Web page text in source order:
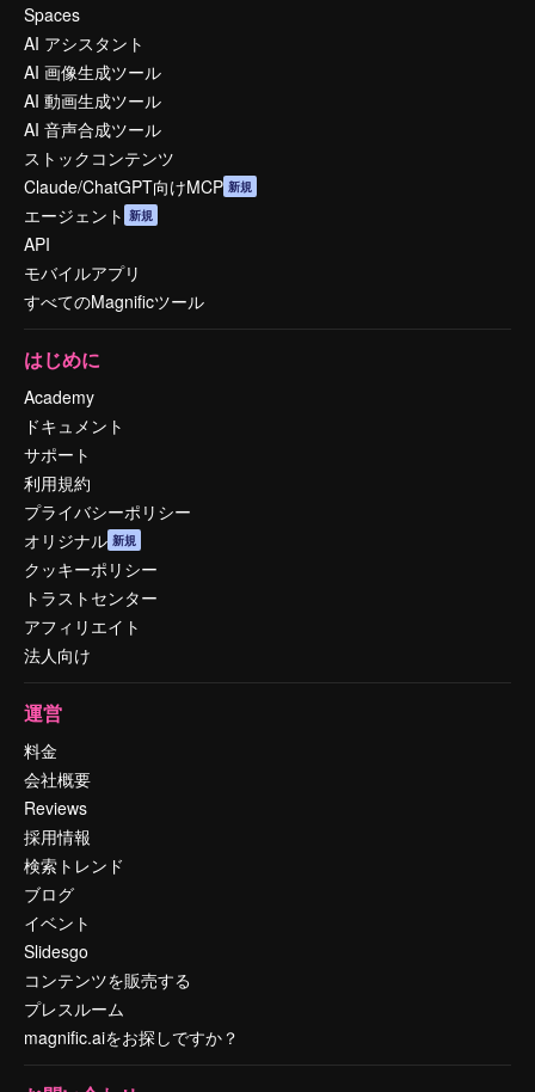
Spaces
AI アシスタント
AI 画像生成ツール
AI 動画生成ツール
AI 音声合成ツール
ストックコンテンツ
Claude/ChatGPT向けMCP 新規
エージェント 新規
API
モバイルアプリ
すべてのMagnificツール
はじめに
Academy
ドキュメント
サポート
利用規約
プライバシーポリシー
オリジナル 新規
クッキーポリシー
トラストセンター
アフィリエイト
法人向け
運営
料金
会社概要
Reviews
採用情報
検索トレンド
ブログ
イベント
Slidesgo
コンテンツを販売する
プレスルーム
magnific.aiをお探しですか？